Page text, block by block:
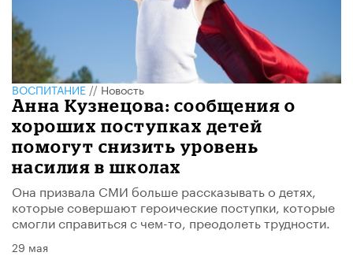
ВОСПИТАНИЕ//Новость
Анна Кузнецова: сообщения о
хороших поступках детей
помогут снизить уровень
насилия в школах
Она призвала СМИ больше рассказывать о детях,
которые совершают героические поступки, которые
смогли справиться с чем-то, преодолеть трудности.
29 мая